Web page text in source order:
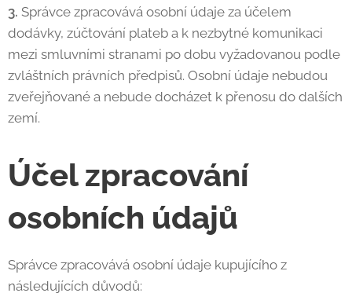
3. Správce zpracovává osobní údaje za účelem
dodávky, zúčtování plateb a k nezbytné komunikaci
mezi smluvními stranami po dobu vyžadovanou podle
zvláštních právních předpisů. Osobní údaje nebudou
zveřejňované a nebude docházet k přenosu do dalších
zemí.
Účel zpracování
osobních údajů
Správce zpracovává osobní údaje kupujícího z
následujících důvodů: